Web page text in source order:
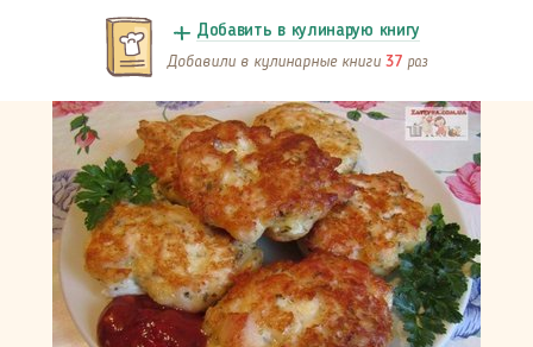
Добавить в кулинарую книгу
Добавили в кулинарные книги 37 раз